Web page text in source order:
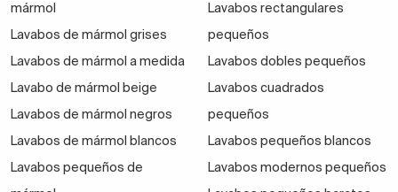
mármol
Lavabos de mármol grises
Lavabos de mármol a medida
Lavabo de mármol beige
Lavabos de mármol negros
Lavabos de mármol blancos
Lavabos pequeños de
Lavabos rectangulares
pequeños
Lavabos dobles pequeños
Lavabos cuadrados
pequeños
Lavabos pequeños blancos
Lavabos modernos pequeños